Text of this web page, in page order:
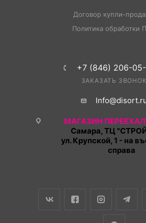
Договор купли-
Политика обработки
+7 (846) 206-
ЗАКАЗАТЬ ЗВОНОК
МАГАЗИН
Самара, ТЦ
ул. Крупской, 1 - на
справа